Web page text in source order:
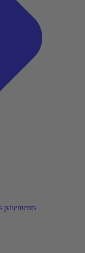
paiements